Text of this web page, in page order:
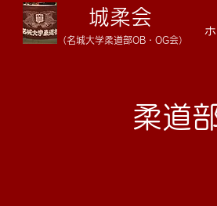
城柔会
（名城大学柔道部OB・OG会）
柔道